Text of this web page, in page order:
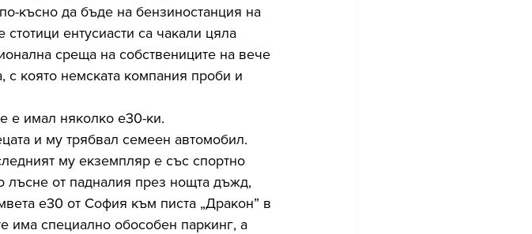
късно да бъде на бензиностанция на
ентусиасти са чакали цяла
среща на собствениците на вече
която немската компания проби и
е имал няколко е30-ки.
и му трябвал семеен автомобил.
му екземпляр е със спортно
лъсне от падналия през нощта дъжд,
е30 от София към писта „Дракон” в
има специално обособен паркинг, а